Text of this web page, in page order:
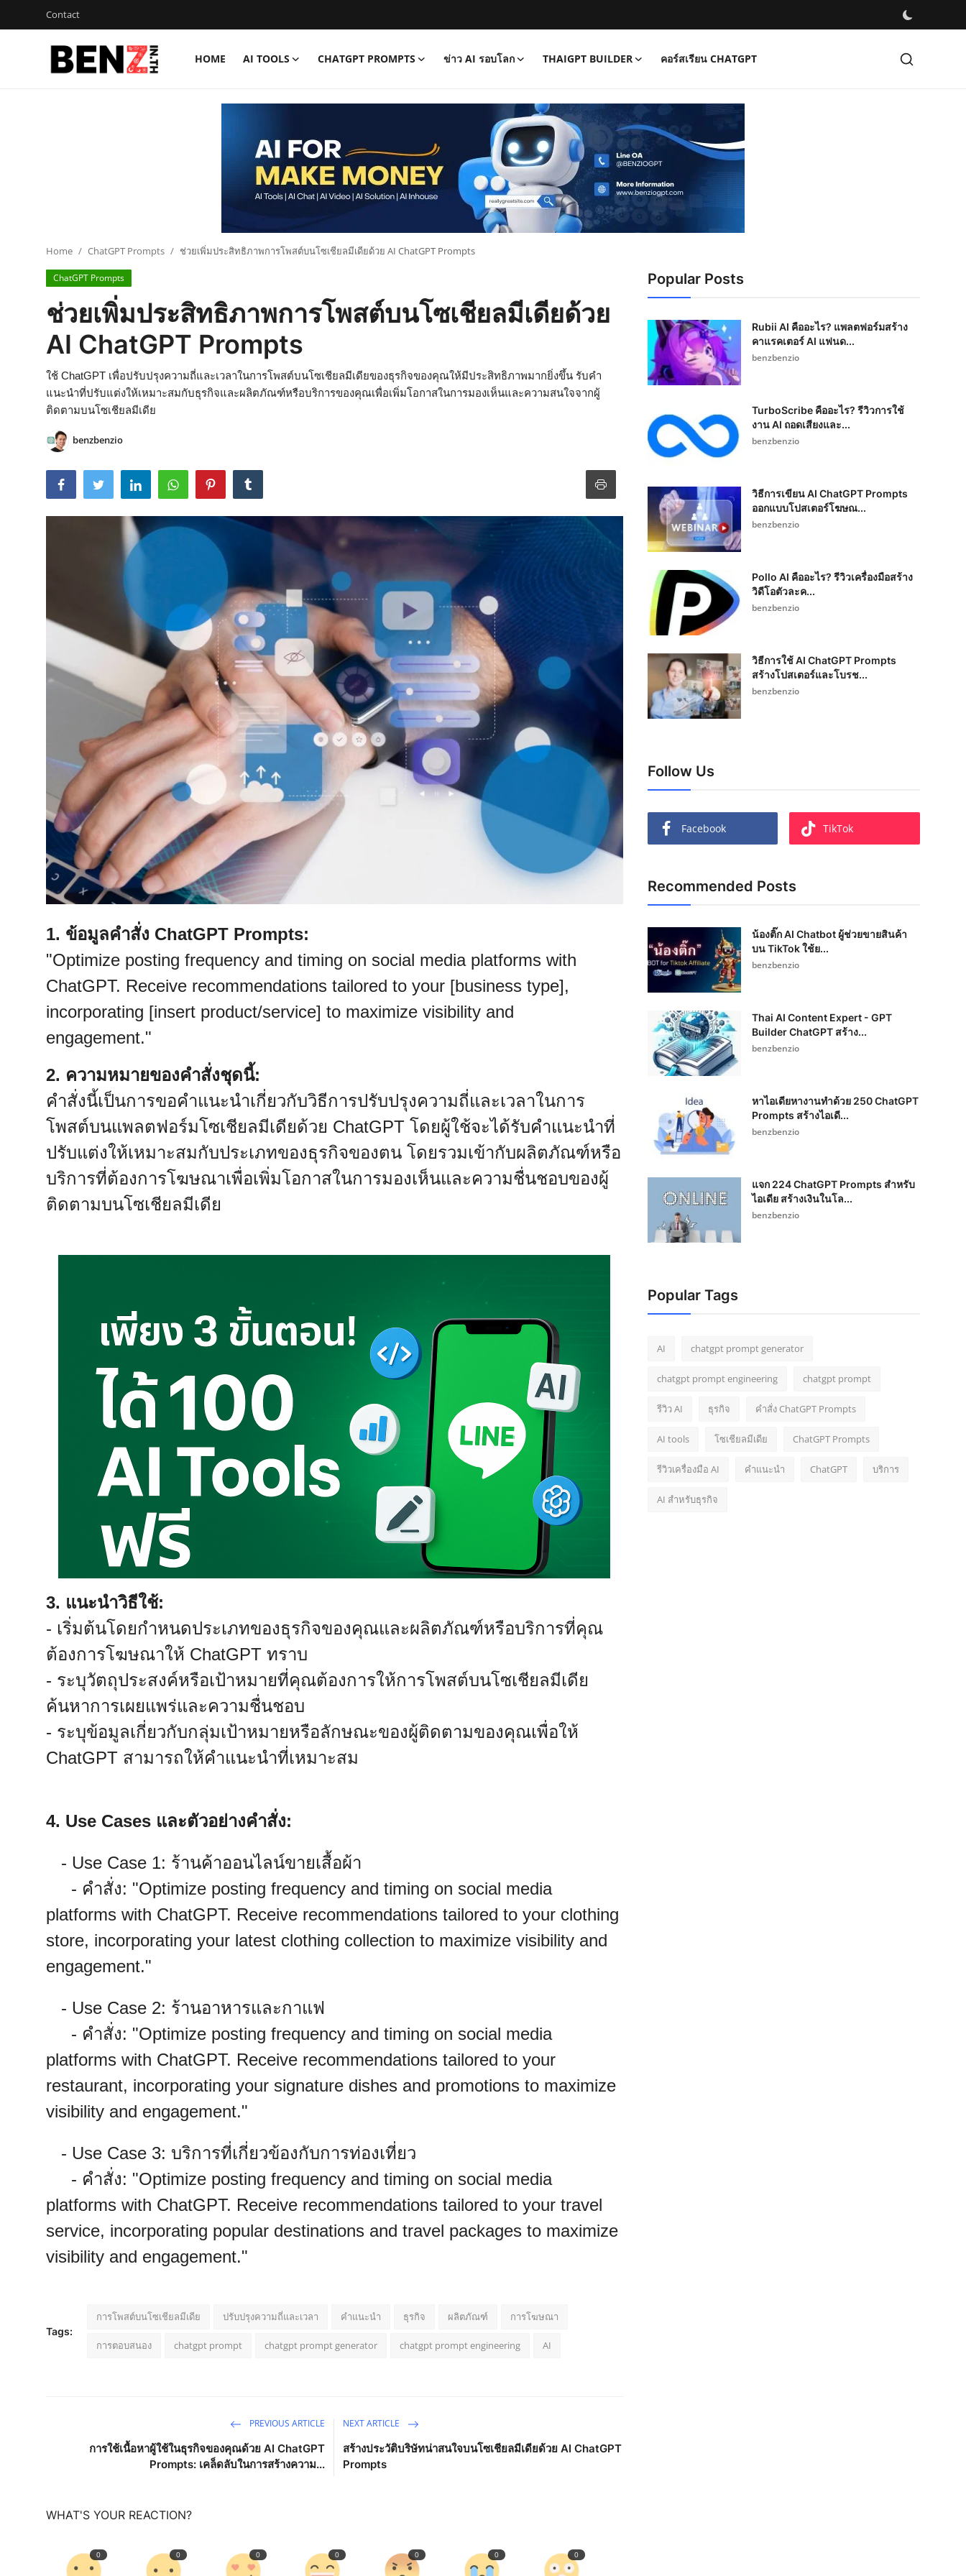
Contact
HOME AI TOOLS CHATGPT PROMPTS ข่าว AI รอบโลก THAIGPT BUILDER คอร์สเรียน CHATGPT
ThaiGPT Builder
คอร์สเรียน ChatGPT
Home ChatGPT Prompts ช่วยเพิ่มประสิทธิภาพการโพสต์บนโซเชียลมีเดียด้วย AI ChatGPT Prompts
ChatGPT Prompts
ช่วยเพิ่มประสิทธิภาพการโพสต์บนโซเชียลมีเดียด้วย
AI ChatGPT Prompts
ใช้ ChatGPT เพื่อปรับปรุงความถี่และเวลาในการโพสต์บนโซเชียลมีเดียของธุรกิจของคุณให้มีประสิทธิภาพมากยิ่งขึ้น รับคำ
แนะนำที่ปรับแต่งให้เหมาะสมกับธุรกิจและผลิตภัณฑ์หรือบริการของคุณเพื่อเพิ่มโอกาสในการมองเห็นและความสนใจจากผู้
ติดตามบนโซเชียลมีเดีย
benzbenzio
1. ข้อมูลคำสั่ง ChatGPT Prompts:
"Optimize posting frequency and timing on social media platforms with
ChatGPT. Receive recommendations tailored to your [business type],
incorporating [insert product/service] to maximize visibility and
engagement."
2. ความหมายของคำสั่งชุดนี้:
คำสั่งนี้เป็นการขอคำแนะนำเกี่ยวกับวิธีการปรับปรุงความถี่และเวลาในการ
โพสต์บนแพลตฟอร์มโซเชียลมีเดียด้วย ChatGPT โดยผู้ใช้จะได้รับคำแนะนำที่
ปรับแต่งให้เหมาะสมกับประเภทของธุรกิจของตน โดยรวมเข้ากับผลิตภัณฑ์หรือ
บริการที่ต้องการโฆษณาเพื่อเพิ่มโอกาสในการมองเห็นและความชื่นชอบของผู้
ติดตามบนโซเชียลมีเดีย
3. แนะนำวิธีใช้:
- เริ่มต้นโดยกำหนดประเภทของธุรกิจของคุณและผลิตภัณฑ์หรือบริการที่คุณ
ต้องการโฆษณาให้ ChatGPT ทราบ
- ระบุวัตถุประสงค์หรือเป้าหมายที่คุณต้องการให้การโพสต์บนโซเชียลมีเดีย
ค้นหาการเผยแพร่และความชื่นชอบ
- ระบุข้อมูลเกี่ยวกับกลุ่มเป้าหมายหรือลักษณะของผู้ติดตามของคุณเพื่อให้
ChatGPT สามารถให้คำแนะนำที่เหมาะสม
4. Use Cases และตัวอย่างคำสั่ง:
- Use Case 1: ร้านค้าออนไลน์ขายเสื้อผ้า
- คำสั่ง: "Optimize posting frequency and timing on social media
platforms with ChatGPT. Receive recommendations tailored to your clothing
store, incorporating your latest clothing collection to maximize visibility and
engagement."
- Use Case 2: ร้านอาหารและกาแฟ
- คำสั่ง: "Optimize posting frequency and timing on social media
platforms with ChatGPT. Receive recommendations tailored to your
restaurant, incorporating your signature dishes and promotions to maximize
visibility and engagement."
- Use Case 3: บริการที่เกี่ยวข้องกับการท่องเที่ยว
- คำสั่ง: "Optimize posting frequency and timing on social media
platforms with ChatGPT. Receive recommendations tailored to your travel
service, incorporating popular destinations and travel packages to maximize
visibility and engagement."
Tags:
การโพสต์บนโซเชียลมีเดีย ปรับปรุงความถี่และเวลา คำแนะนำ ธุรกิจ ผลิตภัณฑ์ การโฆษณา
การตอบสนอง chatgpt prompt chatgpt prompt generator chatgpt prompt engineering AI
PREVIOUS ARTICLE
การใช้เนื้อหาผู้ใช้ในธุรกิจของคุณด้วย AI ChatGPT
Prompts: เคล็ดลับในการสร้างความ...
NEXT ARTICLE
สร้างประวัติบริษัทน่าสนใจบนโซเชียลมีเดียด้วย AI ChatGPT
Prompts
WHAT'S YOUR REACTION?
0 0 0 0 0 0 0
Popular Posts
Rubii AI คืออะไร? แพลตฟอร์มสร้าง
คาแรคเตอร์ AI แฟนด...
benzbenzio
TurboScribe คืออะไร? รีวิวการใช้
งาน AI ถอดเสียงและ...
benzbenzio
วิธีการเขียน AI ChatGPT Prompts
ออกแบบโปสเตอร์โฆษณ...
benzbenzio
Pollo AI คืออะไร? รีวิวเครื่องมือสร้าง
วิดีโอตัวละค...
benzbenzio
วิธีการใช้ AI ChatGPT Prompts
สร้างโปสเตอร์และโบรช...
benzbenzio
Follow Us
Facebook TikTok
Recommended Posts
น้องติ๊ก AI Chatbot ผู้ช่วยขายสินค้า
บน TikTok ใช้ย...
benzbenzio
Thai AI Content Expert - GPT
Builder ChatGPT สร้าง...
benzbenzio
หาไอเดียหางานทำด้วย 250 ChatGPT
Prompts สร้างไอเดี...
benzbenzio
แจก 224 ChatGPT Prompts สำหรับ
ไอเดีย สร้างเงินในโล...
benzbenzio
Popular Tags
AI chatgpt prompt generator
chatgpt prompt engineering chatgpt prompt
รีวิว AI ธุรกิจ คำสั่ง ChatGPT Prompts
AI tools โซเชียลมีเดีย ChatGPT Prompts
รีวิวเครื่องมือ AI คำแนะนำ ChatGPT บริการ
AI สำหรับธุรกิจ